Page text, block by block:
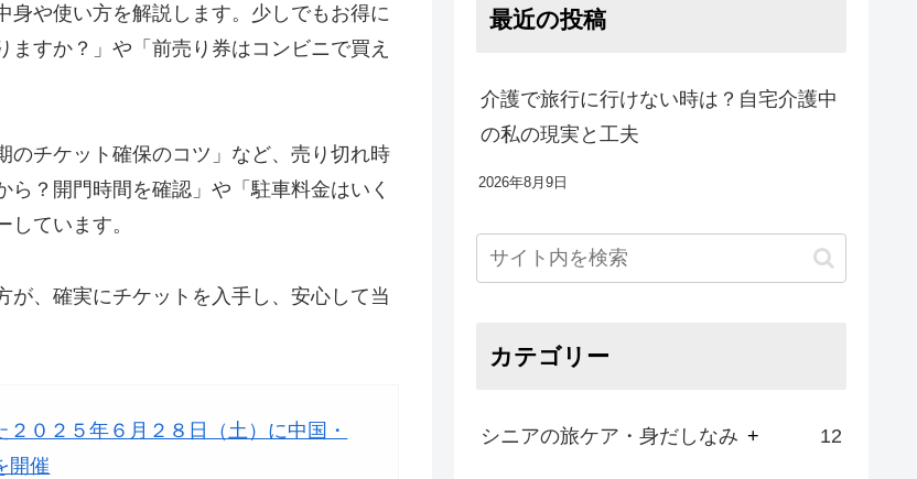
身や使い方を解説します。少しでもお得に
すか？」や「前売り券はコンビニで買え
のチケット確保のコツ」など、売り切れ時
？開門時間を確認」や「駐車料金はいく
ています。
が、確実にチケットを入手し、安心して当
０２５年６月２８日（土）に中国・
開催
最近の投稿
介護で旅行に行けない時は？自宅介護中
の私の現実と工夫
2026年8月9日
カテゴリー
シニアの旅ケア・身だしなみ + 12